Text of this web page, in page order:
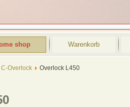
shop Warenkorb
C-Overlock Overlock L450